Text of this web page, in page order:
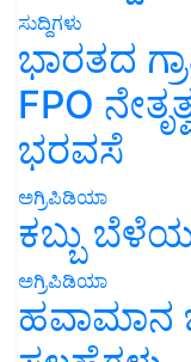
ಸುದ್ದಿಗಳು
ಭಾರತದ
FPO
ಭರವಸೆ
ಅಗ್ರಿಪಿಡಿಯಾ
ಕಬ್ಬು
ಅಗ್ರಿಪಿಡಿಯಾ
ಹವಾಮಾನ